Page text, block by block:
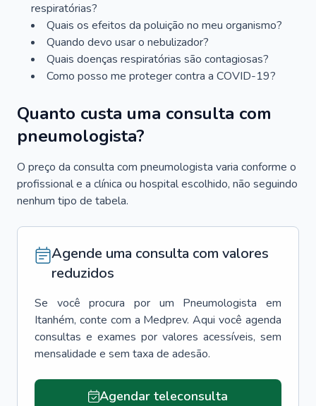
respiratórias?
Quais os efeitos da poluição no meu organismo?
Quando devo usar o nebulizador?
Quais doenças respiratórias são contagiosas?
Como posso me proteger contra a COVID-19?
Quanto custa uma consulta com
pneumologista?
O preço da consulta com pneumologista varia conforme o
profissional e a clínica ou hospital escolhido, não seguindo
nenhum tipo de tabela.
Agende uma consulta com valores
reduzidos
Se você procura por um Pneumologista
em
Itanhém, conte com a Medprev. Aqui você agenda
consultas e exames por valores acessíveis, sem
mensalidade e sem taxa de adesão.
Agendar teleconsulta